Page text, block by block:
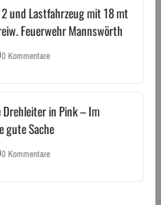
2 und Lastfahrzeug mit 18 mt
Feuerwehr Mannswörth
0 Kommentare
in Pink – Im
gute Sache
0 Kommentare